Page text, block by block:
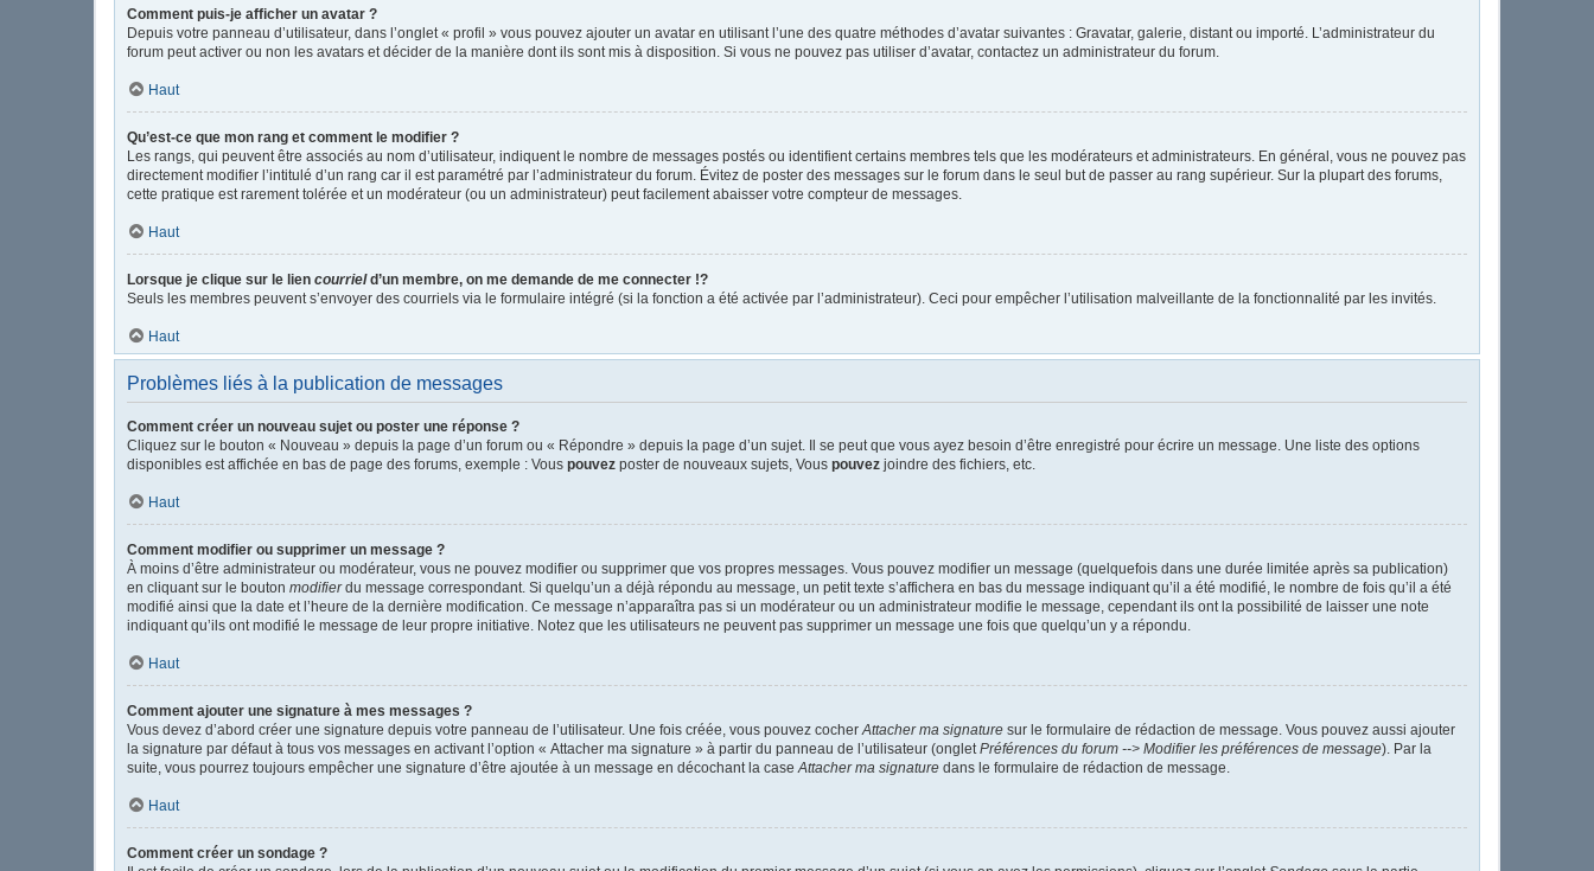
Comment puis-je afficher un avatar ?
Depuis votre panneau d’utilisateur, dans l’onglet « profil » vous pouvez ajouter un avatar en utilisant l’une des quatre méthodes d’avatar suivantes : Gravatar, galerie, distant ou importé. L’administrateur du
forum peut activer ou non les avatars et décider de la manière dont ils sont mis à disposition. Si vous ne pouvez pas utiliser d’avatar, contactez un administrateur du forum.
Haut
Qu’est-ce que mon rang et comment le modifier ?
Les rangs, qui peuvent être associés au nom d’utilisateur, indiquent le nombre de messages postés ou identifient certains membres tels que les modérateurs et administrateurs. En général, vous ne pouvez pas
directement modifier l’intitulé d’un rang car il est paramétré par l’administrateur du forum. Évitez de poster des messages sur le forum dans le seul but de passer au rang supérieur. Sur la plupart des forums,
cette pratique est rarement tolérée et un modérateur (ou un administrateur) peut facilement abaisser votre compteur de messages.
Haut
Lorsque je clique sur le lien courrield’un membre, on me demande de me connecter !?
Seuls les membres peuvent s’envoyer des courriels via le formulaire intégré (si la fonction a été activée par l’administrateur). Ceci pour empêcher l’utilisation malveillante de la fonctionnalité par les invités.
Haut
Problèmes liés à la publication de messages
Comment créer un nouveau sujet ou poster une réponse ?
Cliquez sur le bouton « Nouveau » depuis la page d’un forum ou « Répondre » depuis la page d’un sujet. Il se peut que vous ayez besoin d’être enregistré pour écrire un message. Une liste des options
disponibles est affichée en bas de page des forums, exemple : Vous pouvez poster de nouveaux sujets, Vous pouvez joindre des fichiers, etc.
Haut
Comment modifier ou supprimer un message ?
À moins d’être administrateur ou modérateur, vous ne pouvez modifier ou supprimer que vos propres messages. Vous pouvez modifier un message (quelquefois dans une durée limitée après sa publication)
en cliquant sur le bouton modifierdu message correspondant. Si quelqu’un a déjà répondu au message, un petit texte s’affichera en bas du message indiquant qu’il a été modifié, le nombre de fois qu’il a été
modifié ainsi que la date et l’heure de la dernière modification. Ce message n’apparaîtra pas si un modérateur ou un administrateur modifie le message, cependant ils ont la possibilité de laisser une note
indiquant qu’ils ont modifié le message de leur propre initiative. Notez que les utilisateurs ne peuvent pas supprimer un message une fois que quelqu’un y a répondu.
Haut
Comment ajouter une signature à mes messages ?
Vous devez d’abord créer une signature depuis votre panneau de l’utilisateur. Une fois créée, vous pouvez cocherAttacher ma signature sur le formulaire de rédaction de message. Vous pouvez aussi ajouter
la signature par défaut à tous vos messages en activant l’option « Attacher ma signature » à partir du panneau de l’utilisateur (ongletPréférences du forum --> Modifier les préférences de message). Par la
suite, vous pourrez toujours empêcher une signature d’être ajoutée à un message en décochant la caseAttacher ma signature dans le formulaire de rédaction de message.
Haut
Comment créer un sondage ?